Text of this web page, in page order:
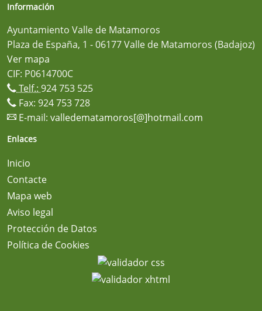
Información
Ayuntamiento Valle de Matamoros
Plaza de España, 1 - 06177 Valle de Matamoros (Badajoz)
Ver mapa
CIF: P0614700C
Telf.: 924 753 525
Fax: 924 753 728
E-mail: valledematamoros[@]hotmail.com
Enlaces
Inicio
Contacte
Mapa web
Aviso legal
Protección de Datos
Política de Cookies